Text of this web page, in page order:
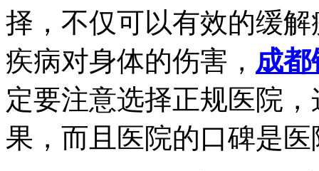
择，不仅可以有效的缓
疾病对身体的伤害， 成
定要注意选择正规医院
果，而且医院的口碑是